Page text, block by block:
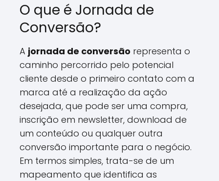
O que é Jornada de
Conversão?
A jornada de conversão representa o
caminho percorrido pelo potencial
cliente desde o primeiro contato com a
marca até a realização da ação
desejada, que pode ser uma compra,
inscrição em newsletter, download de
um conteúdo ou qualquer outra
conversão importante para o negócio.
Em termos simples, trata-se de um
mapeamento que identifica as